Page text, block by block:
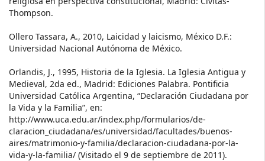
Thompson.
Ollero Tassara, A., 2010, Laicidad y laicismo, México D.F.:
Universidad Nacional Autónoma de México.
Orlandis, J., 1995, Historia de la Iglesia. La Iglesia Antigua y
Medieval, 2da ed., Madrid: Ediciones Palabra. Pontificia
Universidad Católica Argentina, “Declaración Ciudadana por
la Vida y la Familia”, en:
http://www.uca.edu.ar/index.php/formularios/de-
claracion_ciudadana/es/universidad/facultades/buenos-
aires/matrimonio-y-familia/declaracion-ciudadana-por-la-
vida-y-la-familia/ (Visitado el 9 de septiembre de 2011).